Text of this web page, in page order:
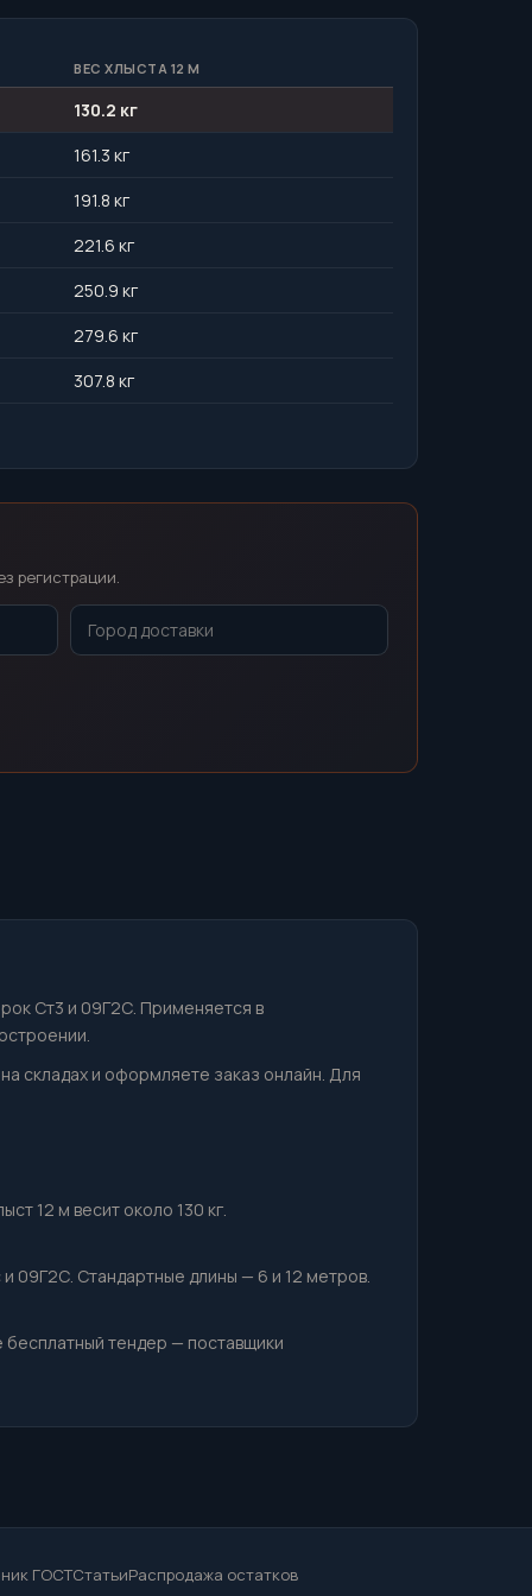
ВЕС ХЛЫСТА 12 М
130.2 кг
161.3 кг
191.8 кг
221.6 кг
250.9 кг
279.6 кг
307.8 кг
регистрации.
Ст3 и 09Г2С. Применяется в
складах и оформляете заказ онлайн. Для
12 м весит около 130 кг.
09Г2С. Стандартные длины — 6 и 12 метров.
тендер — поставщики
ГОСТСтатьиРаспродажа остатков